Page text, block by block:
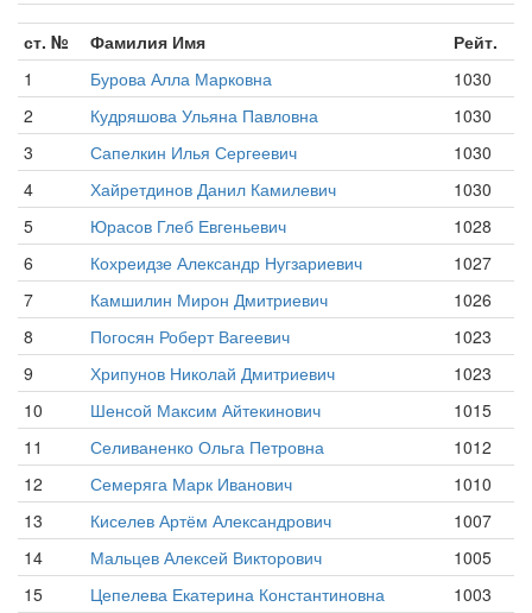
ст. № Фамилия Имя
Рейт.
1
Бурова Алла Марковна
1030
2
Кудряшова Ульяна Павловна
1030
3
Сапелкин Илья Сергеевич
1030
4
Хайретдинов Данил Камилевич
1030
5
Юрасов Глеб Евгеньевич
1028
6
Кохреидзе Александр Нугзариевич
1027
7
Камшилин Мирон Дмитриевич
1026
8
Погосян Роберт Вагеевич
1023
9
Хрипунов Николай Дмитриевич
1023
10
Шенсой Максим Айтекинович
1015
11
Селиваненко Ольга Петровна
1012
12
Семеряга Марк Иванович
1010
13
Киселев Артём Александрович
1007
14
Мальцев Алексей Викторович
1005
15
Цепелева Екатерина Константиновна
1003